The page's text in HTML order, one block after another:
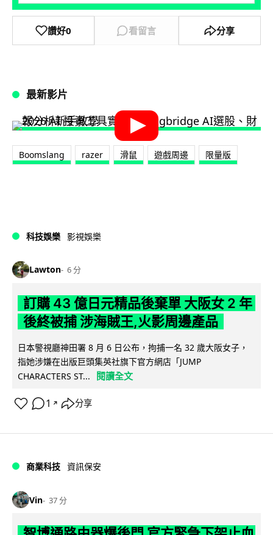
讚好0 看留言 分享
最新影片
Boomslang razer 滑鼠 遊戲周邊 限量版
科技娛樂 影視娛樂
Lawton 6 分
訂購 43 億日元精品後棄單 大阪女 2 年
後終被捕 涉海賊王,火影周邊產品
日本警視廳神田署 8 月 6 日公布，拘捕一名 32 歲大阪女子，
指她涉嫌在出版巨頭集英社旗下官方網店「JUMP
CHARACTERS ST...
閱讀全文
1 ↗ 分享
商業科技 資訊保安
Vin 37 分